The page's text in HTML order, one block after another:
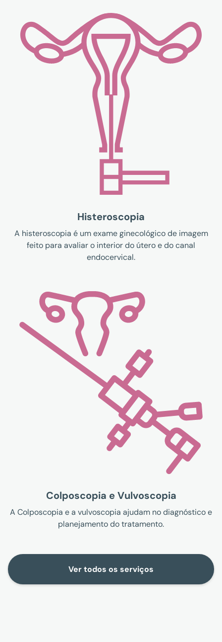
Histeroscopia
A histeroscopia é um exame ginecológico de imagem
feito para avaliar o interior do útero e do canal
endocervical.
Colposcopia e Vulvoscopia
A Colposcopia e a vulvoscopia ajudam no diagnóstico e
planejamento do tratamento.
Ver todos os serviços